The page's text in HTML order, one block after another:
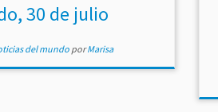
30 de julio
del mundo porMarisa